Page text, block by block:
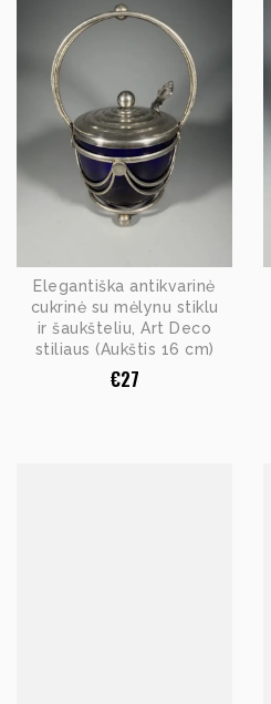
Elegantiška antikvarinė
cukrinė su mėlynu stiklu
ir šaukšteliu, Art Deco
stiliaus (Aukštis 16 cm)
€27